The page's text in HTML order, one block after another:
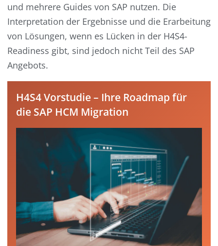
und mehrere Guides von SAP nutzen. Die
Interpretation der Ergebnisse und die Erarbeitung
von Lösungen, wenn es Lücken in der H4S4-
Readiness gibt, sind jedoch nicht Teil des SAP
Angebots.
H4S4 Vorstudie – Ihre Roadmap für
die SAP HCM Migration